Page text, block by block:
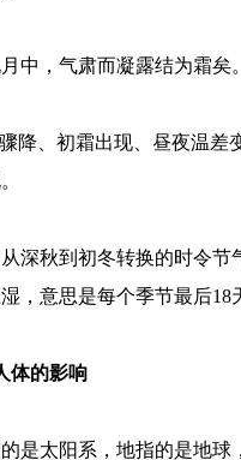
中，气肃而凝露结为霜
降、初霜出现、昼夜温
深秋到初冬转换的时令
，意思是每个季节最后18
体的影响
是太阳系，地指的是地